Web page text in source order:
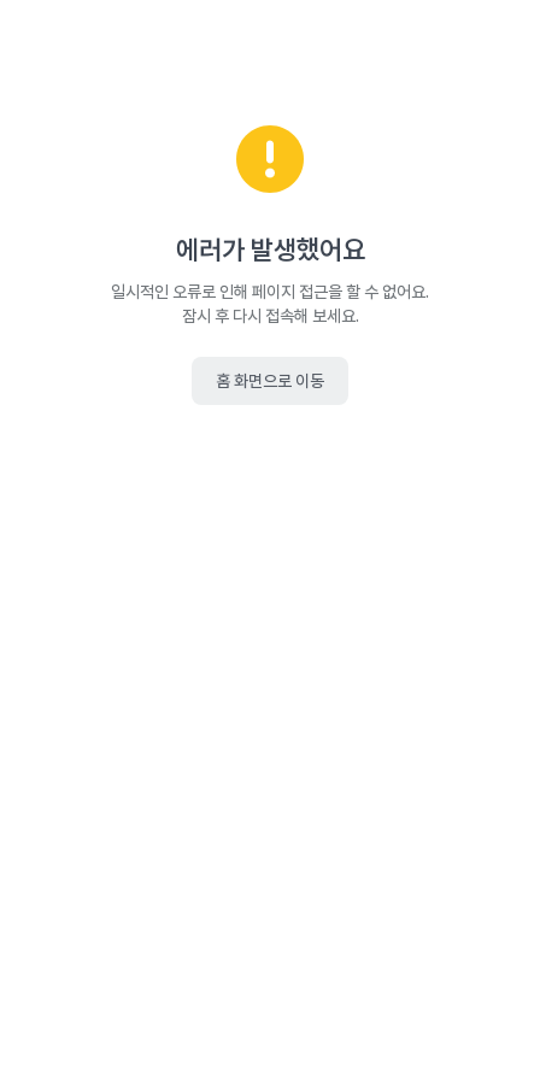
에러가 발생했어요
일시적인 오류로 인해 페이지 접근을 할 수 없어요.
잠시 후 다시 접속해 보세요.
홈 화면으로 이동